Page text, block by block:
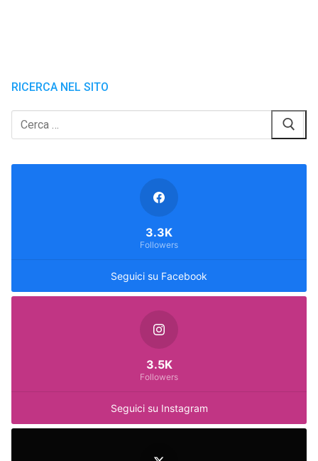
RICERCA NEL SITO
Cerca:
Seguici su Facebook
3.3K
Followers
Seguici su Instagram
3.5K
Followers